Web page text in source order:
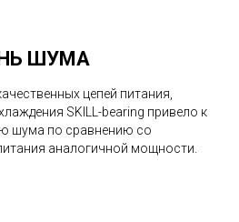
ШУМА
цепей питания,
SKILL-bearing привело к
шума по сравнению со
аналогичной мощности.